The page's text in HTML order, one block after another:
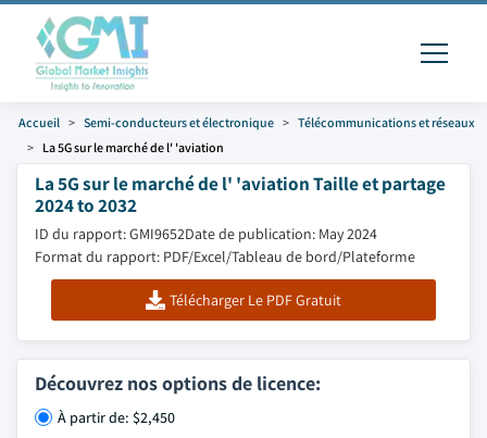
Accueil Semi-conducteurs et électronique
Télécommunications et réseaux
La 5G sur le marché de l' 'aviation
La 5G sur le marché de l' 'aviation Taille et partage
2024 to 2032
ID du rapport: GMI9652Date de publication: May 2024
Format du rapport: PDF/Excel/Tableau de bord/Plateforme
Télécharger Le PDF Gratuit
Découvrez nos options de licence:
À partir de: $2,450